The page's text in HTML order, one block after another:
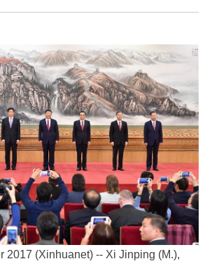
2017 (Xinhuanet) -- Xi Jinping (M.),